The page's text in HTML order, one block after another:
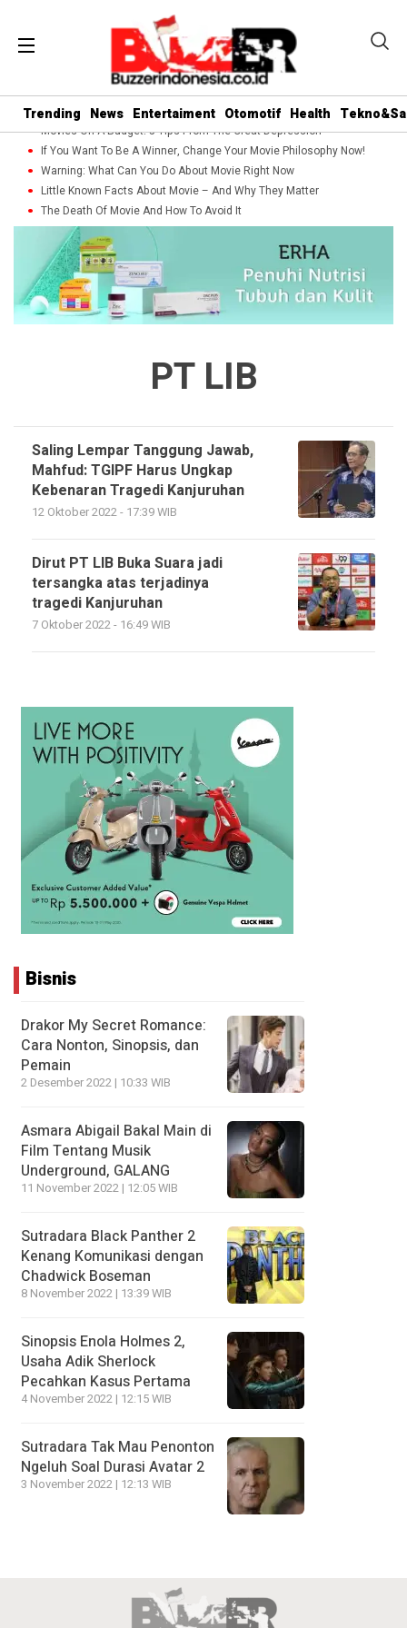
Trending News Entertaiment Otomotif Health
Movies On A Budget: 5 Tips From The Great Depression
If You Want To Be A Winner, Change Your Movie Philosophy Now!
Warning: What Can You Do About Movie Right Now
Little Known Facts About Movie – And Why They Matter
The Death Of Movie And How To Avoid It
PT LIB
Saling Lempar Tanggung Jawab,
Mahfud: TGIPF Harus Ungkap
Kebenaran Tragedi Kanjuruhan
12 Oktober 2022 - 17:39 WIB
Dirut PT LIB Buka Suara jadi
tersangka atas terjadinya
tragedi Kanjuruhan
7 Oktober 2022 - 16:49 WIB
Bisnis
Drakor My Secret Romance:
Cara Nonton, Sinopsis, dan
Pemain
2 Desember 2022 | 10:33 WIB
Asmara Abigail Bakal Main di
Film Tentang Musik
Underground, GALANG
11 November 2022 | 12:05 WIB
Sutradara Black Panther 2
Kenang Komunikasi dengan
Chadwick Boseman
8 November 2022 | 13:39 WIB
Sinopsis Enola Holmes 2,
Usaha Adik Sherlock
Pecahkan Kasus Pertama
4 November 2022 | 12:15 WIB
Sutradara Tak Mau Penonton
Ngeluh Soal Durasi Avatar 2
3 November 2022 | 12:13 WIB